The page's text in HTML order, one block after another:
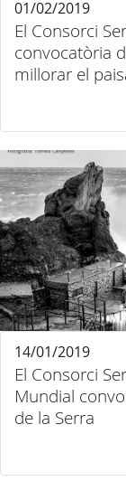
El Consorci
convocatòria
millorar el
01/02/2019
El Consorci
Mundial
de la Serra
14/01/2019